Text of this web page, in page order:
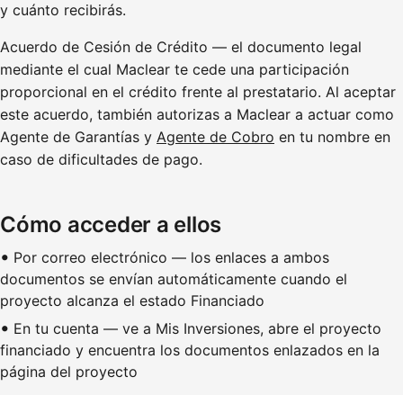
y cuánto recibirás.
Acuerdo de Cesión de Crédito — el documento legal
mediante el cual Maclear te cede una participación
proporcional en el crédito frente al prestatario. Al aceptar
este acuerdo, también autorizas a Maclear a actuar como
Agente de Garantías y Agente de Cobro en tu nombre en
caso de dificultades de pago.
Cómo acceder a ellos
Por correo electrónico — los enlaces a ambos
documentos se envían automáticamente cuando el
proyecto alcanza el estado Financiado
En tu cuenta — ve a Mis Inversiones, abre el proyecto
financiado y encuentra los documentos enlazados en la
página del proyecto